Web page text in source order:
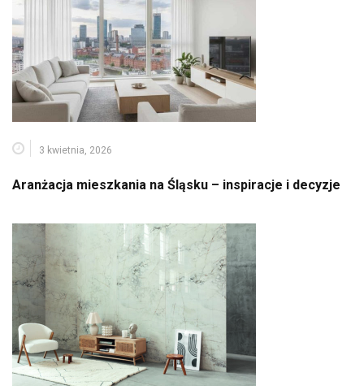
3 kwietnia, 2026
Aranżacja mieszkania na Śląsku – inspiracje i decyzje